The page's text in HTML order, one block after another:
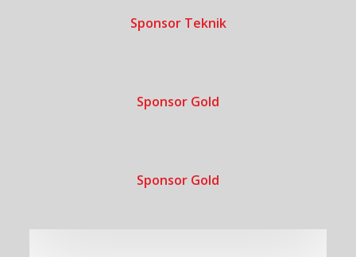
Sponsor Teknik
Sponsor Gold
Sponsor Gold